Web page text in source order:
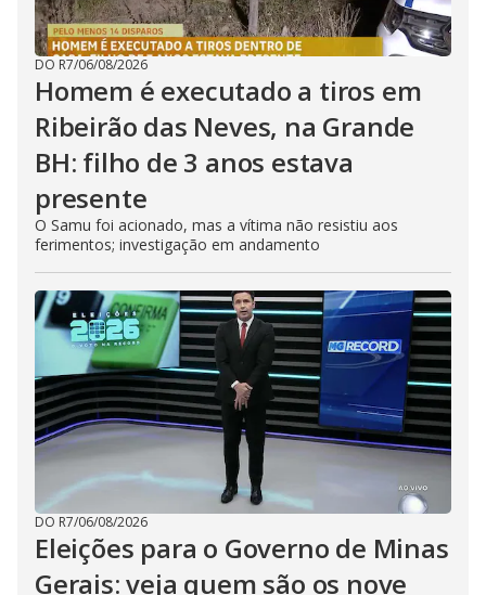
DO R7/06/08/2026
Homem é executado a tiros em
Ribeirão das Neves, na Grande
BH: filho de 3 anos estava
presente
O Samu foi acionado, mas a vítima não resistiu aos
ferimentos; investigação em andamento
DO R7/06/08/2026
Eleições para o Governo de Minas
Gerais: veja quem são os nove